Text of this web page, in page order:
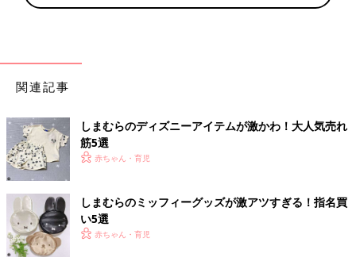
関連記事
しまむらのディズニーアイテムが激かわ！大人気売れ
筋5選
赤ちゃん・育児
しまむらのミッフィーグッズが激アツすぎる！指名買
い5選
赤ちゃん・育児